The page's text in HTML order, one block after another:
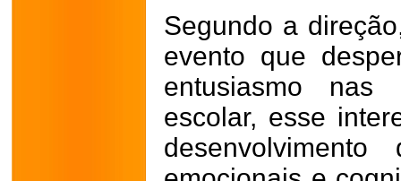
Segundo a
evento que
entusiasmo nas
escolar, esse